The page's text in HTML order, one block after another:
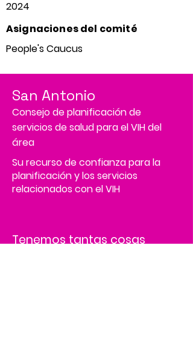
2024
Asignaciones del comité
People's Caucus
San Antonio
Consejo de planificación de
servicios de salud para el VIH del
área
Su recurso de confianza para la
planificación y los servicios
relacionados con el VIH
Tenemos tantas cosas